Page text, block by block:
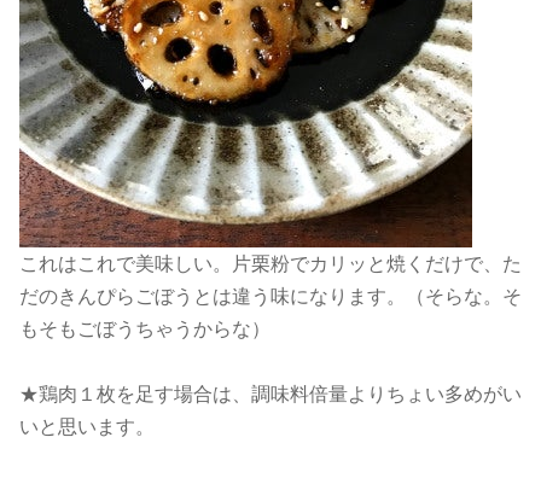
これはこれで美味しい。片栗粉でカリッと焼くだけで、た
だのきんぴらごぼうとは違う味になります。（そらな。そ
もそもごぼうちゃうからな）
★鶏肉１枚を足す場合は、調味料倍量よりちょい多めがい
いと思います。